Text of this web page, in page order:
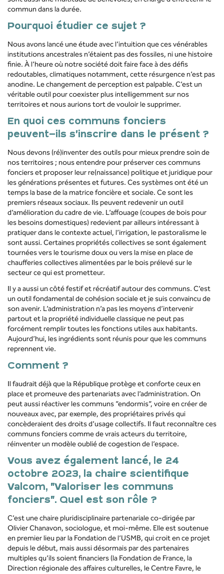
commun dans la durée.
Pourquoi étudier ce sujet ?
Nous avons lancé une étude avec l’intuition que ces vénérables
institutions ancestrales n’étaient pas des fossiles, ni une histoire
finie. À l’heure où notre société doit faire face à des défis
redoutables, climatiques notamment, cette résurgence n’est pas
anodine. Le changement de perception est palpable. C’est un
véritable outil pour coexister plus intelligemment sur nos
territoires et nous aurions tort de vouloir le supprimer.
En quoi ces communs fonciers
peuvent-ils s’inscrire dans le présent ?
Nous devons (ré)inventer des outils pour mieux prendre soin de
nos territoires ; nous entendre pour préserver ces communs
fonciers et proposer leur re(naissance) politique et juridique pour
les générations présentes et futures. Ces systèmes ont été un
temps la base de la matrice foncière et sociale. Ce sont les
premiers réseaux sociaux. Ils peuvent redevenir un outil
d’amélioration du cadre de vie. L’affouage (coupes de bois pour
les besoins domestiques) redevient par ailleurs intéressant à
pratiquer dans le contexte actuel, l’irrigation, le pastoralisme le
sont aussi. Certaines propriétés collectives se sont également
tournées vers le tourisme doux ou vers la mise en place de
chaufferies collectives alimentées par le bois prélevé sur le
secteur ce qui est prometteur.
Il y a aussi un côté festif et récréatif autour des communs. C’est
un outil fondamental de cohésion sociale et je suis convaincu de
son avenir. L’administration n’a pas les moyens d’intervenir
partout et la propriété individuelle classique ne peut pas
forcément remplir toutes les fonctions utiles aux habitants.
Aujourd’hui, les ingrédients sont réunis pour que les communs
reprennent vie.
Comment ?
Il faudrait déjà que la République protège et conforte ceux en
place et promeuve des partenariats avec l’administration. On
peut aussi réactiver les communs “endormis”, voire en créer de
nouveaux avec, par exemple, des propriétaires privés qui
concèderaient des droits d’usage collectifs. Il faut reconnaître ces
communs fonciers comme de vrais acteurs du territoire,
réinventer un modèle oublié de cogestion de l’espace.
Vous avez également lancé, le 24
octobre 2023, la chaire scientifique
Valcom, “Valoriser les communs
fonciers”. Quel est son rôle ?
C’est une chaire pluridisciplinaire partenariale co-dirigée par
Olivier Chanavon, sociologue, et moi-même. Elle est soutenue
en premier lieu par la Fondation de l’USMB, qui croit en ce projet
depuis le début, mais aussi désormais par des partenaires
multiples qu’ils soient financiers (la Fondation de France, la
Direction régionale des affaires culturelles, le Centre Favre, le